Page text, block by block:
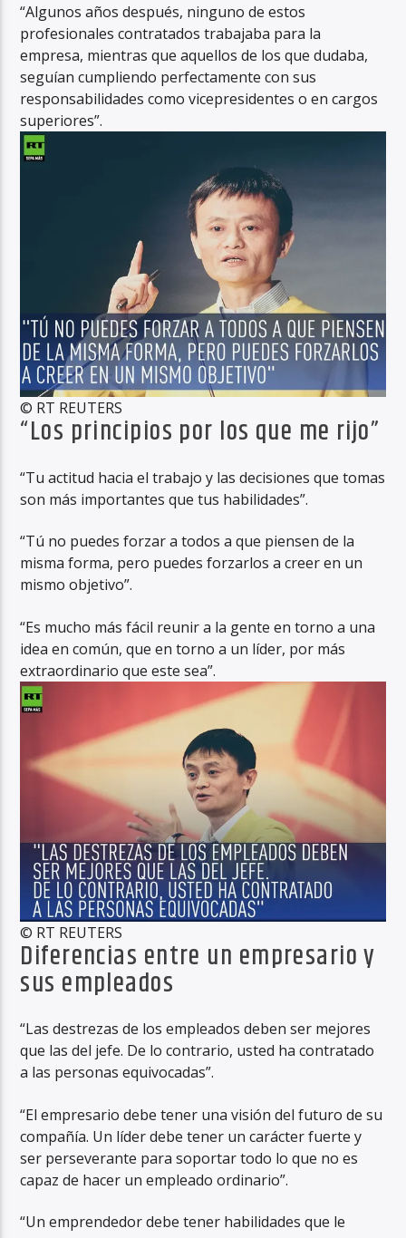
“Algunos años después, ninguno de estos
profesionales contratados trabajaba para la
empresa, mientras que aquellos de los que dudaba,
seguían cumpliendo perfectamente con sus
responsabilidades como vicepresidentes o en cargos
superiores”.
© RT REUTERS
“Los principios por los que me rijo”
“Tu actitud hacia el trabajo y las decisiones que tomas
son más importantes que tus habilidades”.
“Tú no puedes forzar a todos a que piensen de la
misma forma, pero puedes forzarlos a creer en un
mismo objetivo”.
“Es mucho más fácil reunir a la gente en torno a una
idea en común, que en torno a un líder, por más
extraordinario que este sea”.
© RT REUTERS
Diferencias entre un empresario y
sus empleados
“Las destrezas de los empleados deben ser mejores
que las del jefe. De lo contrario, usted ha contratado
a las personas equivocadas”.
“El empresario debe tener una visión del futuro de su
compañía. Un líder debe tener un carácter fuerte y
ser perseverante para soportar todo lo que no es
capaz de hacer un empleado ordinario”.
“Un emprendedor debe tener habilidades que le